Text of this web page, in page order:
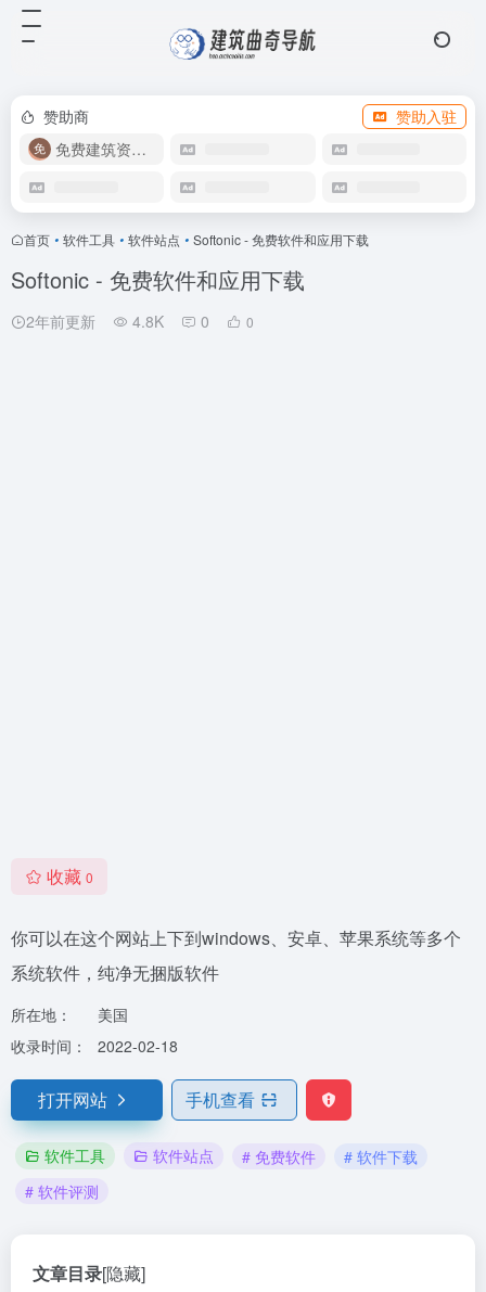
赞助商
赞助入驻
免费建筑资源库
首页 • 软件工具 • 软件站点 • Softonic - 免费软件和应用下载
Softonic - 免费软件和应用下载
2年前更新 4.8K 0 0
收藏 0
你可以在这个网站上下到windows、安卓、苹果系统等多个
系统软件，纯净无捆版软件
所在地：
美国
收录时间：
2022-02-18
打开网站 手机查看
软件工具 软件站点 # 免费软件
# 软件下载
# 软件评测
文章目录[隐藏]